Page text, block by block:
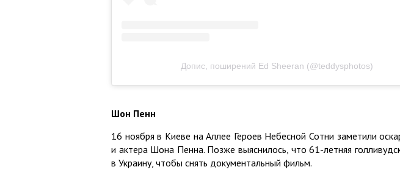
Допис, поширений Ed Sheeran (@teddysphotos)
Шон Пенн
16 ноября в Киеве на Аллее Героев Небесной Сотни заметили
и актера Шона Пенна. Позже выяснилось, что 61-летняя
в Украину, чтобы снять документальный фильм.